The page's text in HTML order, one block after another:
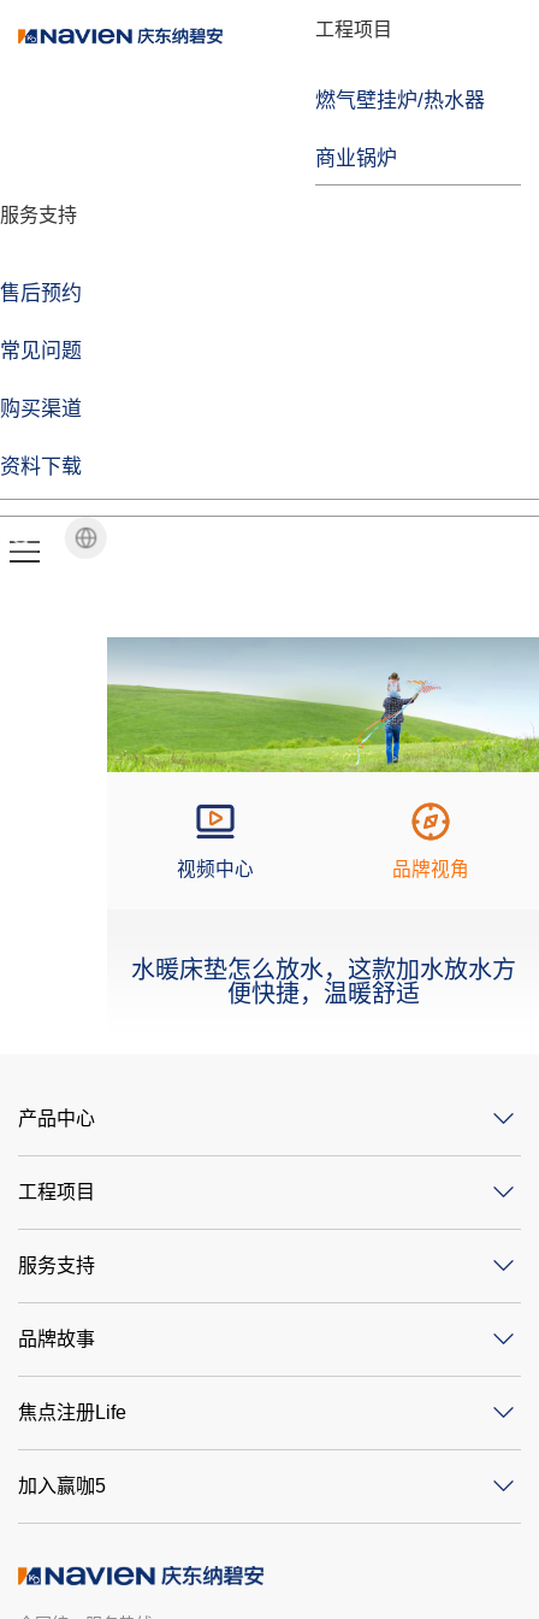
工程项目
燃气壁挂炉/热水器
商业锅炉
服务支持
售后预约
常见问题
购买渠道
资料下载
品牌故事
技术实力
企业动态
焦点注册Life
品牌视角
视频中心 品牌视角
水暖床垫怎么放水，这款加水放水方
便快捷，温暖舒适
产品中心
工程项目
服务支持
品牌故事
焦点注册Life
加入赢咖5